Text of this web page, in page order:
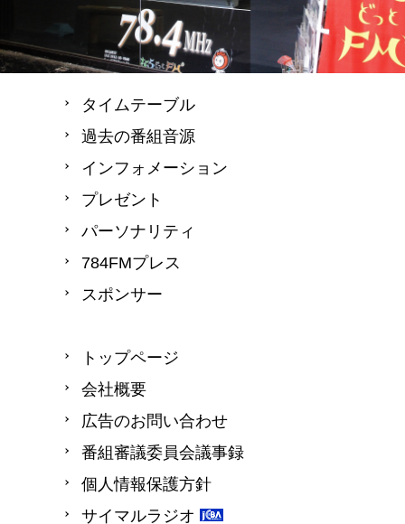
トップページ
会社概要
広告のお問い合わせ
番組審議委員会議事録
個人情報保護方針
サイマルラジオ
タイムテーブル
過去の番組音源
インフォメーション
プレゼント
パーソナリティ
784FMプレス
スポンサー